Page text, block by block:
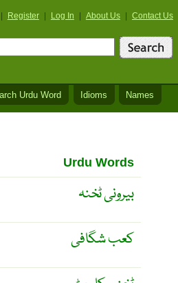
Register Log In About Us Contact Us
Urdu Word Idioms Names
Urdu Words
بیرونی ٹخنہ
کعب شگافی